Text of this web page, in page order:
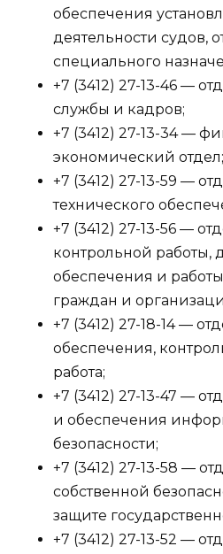
обеспечения
деятельности судов,
специального
+7 (3412) 27-13-46 —
службы и кадров;
+7 (3412) 27-13-34 —
экономический отдел;
+7 (3412) 27-13-59 —
технического
+7 (3412) 27-13-56 —
контрольной работы,
обеспечения и
граждан и
+7 (3412) 27-18-14 —
обеспечения,
работа;
+7 (3412) 27-13-47 —
и обеспечения
безопасности;
+7 (3412) 27-13-58 —
собственной
защите
+7 (3412) 27-13-52 —